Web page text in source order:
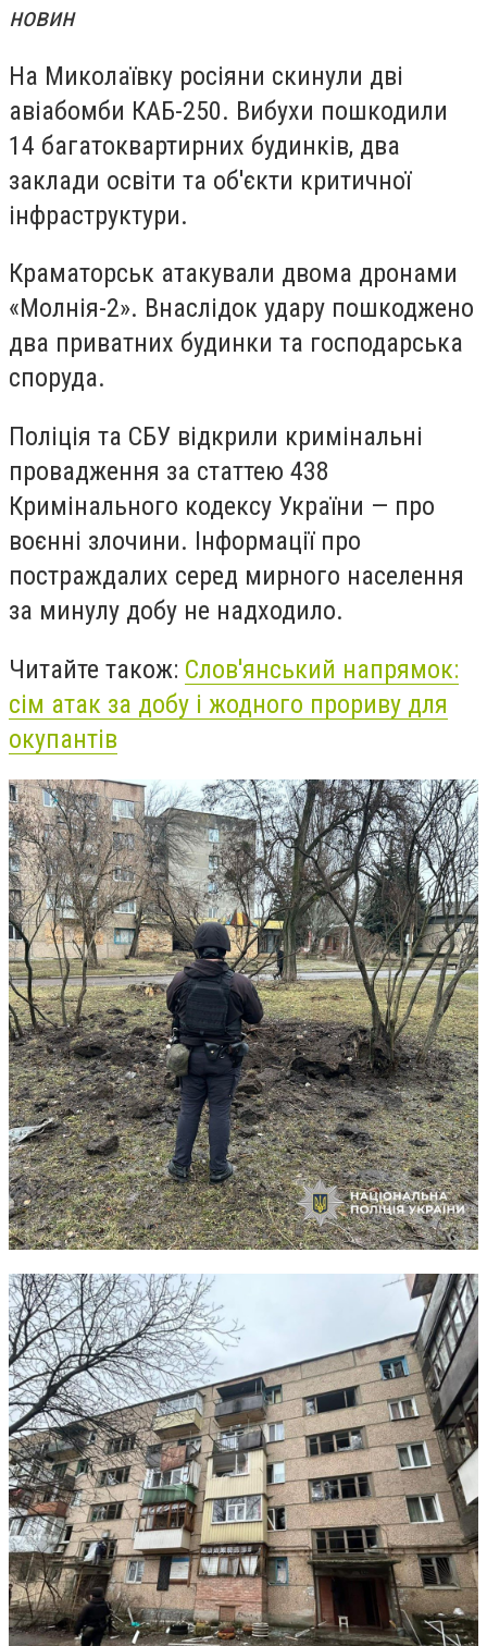
новин
На Миколаївку росіяни скинули дві
авіабомби КАБ-250. Вибухи пошкодили
14 багатоквартирних будинків, два
заклади освіти та об'єкти критичної
інфраструктури.
Краматорськ атакували двома дронами
«Молнія-2». Внаслідок удару пошкоджено
два приватних будинки та господарська
споруда.
Поліція та СБУ відкрили кримінальні
провадження за статтею 438
Кримінального кодексу України — про
воєнні злочини. Інформації про
постраждалих серед мирного населення
за минулу добу не надходило.
Читайте також: Слов'янський напрямок:
сім атак за добу і жодного прориву для
окупантів